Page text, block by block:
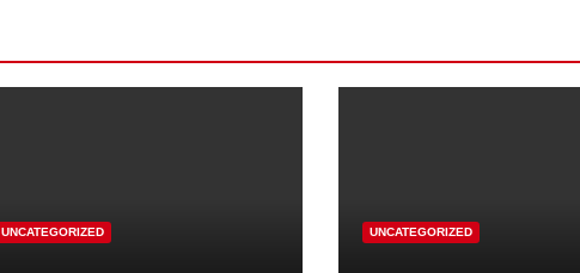
UNCATEGORIZED UNCATEGORIZED